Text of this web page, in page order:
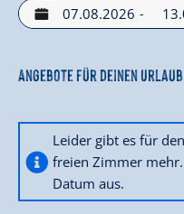
-
Angebote für deinen Urlaub
Leider gibt es für
freien Zimmer
Datum aus.